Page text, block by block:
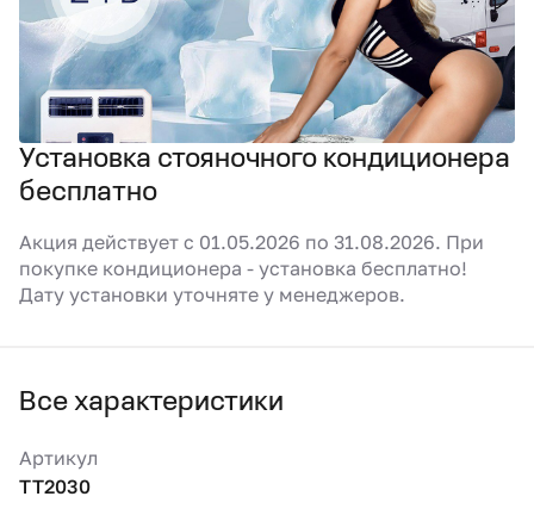
Установка стояночного кондиционера
бесплатно
Акция действует с 01.05.2026 по 31.08.2026. При
покупке кондиционера - установка бесплатно!
Дату установки уточняте у менеджеров.
Все характеристики
Артикул
TT2030